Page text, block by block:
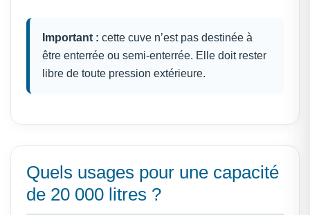
Important : cette cuve n’est pas destinée à
être enterrée ou semi-enterrée. Elle doit rester
libre de toute pression extérieure.
Quels usages pour une capacité
de 20 000 litres ?